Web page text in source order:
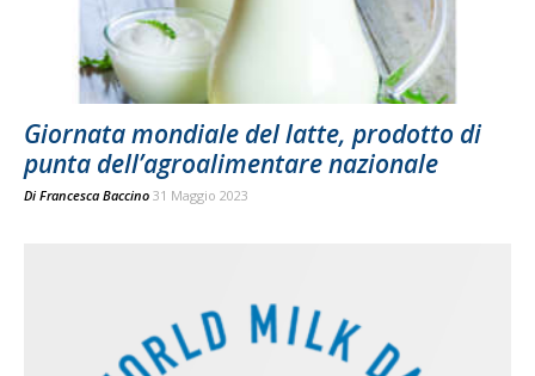
Giornata mondiale del latte, prodotto di
punta dell’agroalimentare nazionale
Di Francesca Baccino 31 Maggio 2023